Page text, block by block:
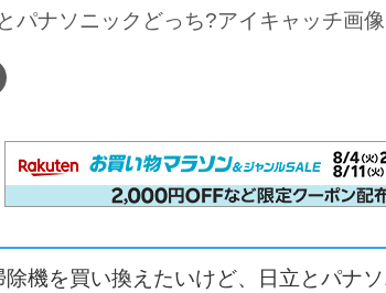
除機を買い換えたいけど、日立とパナ